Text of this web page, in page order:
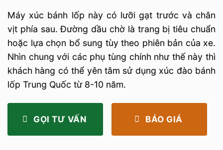
Máy xúc bánh lốp này có lưỡi gạt trước và chân
vịt phía sau. Đường dầu chờ là trang bị tiêu chuẩn
hoặc lựa chọn bổ sung tùy theo phiên bản của xe.
Nhìn chung với các phụ tùng chính như thế này thì
khách hàng có thể yên tâm sử dụng xúc đào bánh
lốp Trung Quốc từ 8-10 năm.
GỌI TƯ VẤN BÁO GIÁ